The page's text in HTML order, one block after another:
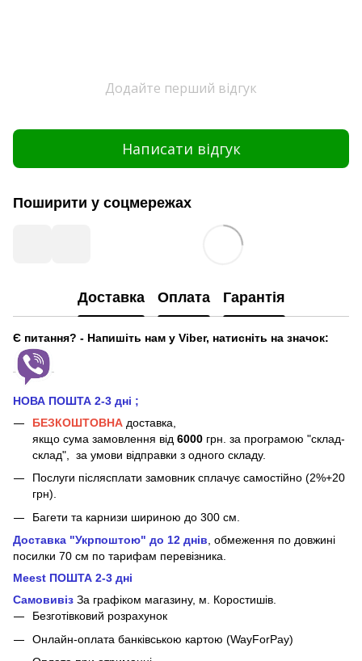
Додайте перший відгук
Написати відгук
Поширити у соцмережах
Доставка Оплата Гарантія
Є питання? - Напишіть нам у Viber, натисніть на значок:
НОВА ПОШТА 2-3 дні ;
БЕЗКОШТОВНА доставка,
якщо сума замовлення від 6000 грн. за програмою "склад-
склад", за умови відправки з одного складу.
Послуги післясплати замовник сплачує самостійно (2%+20
грн).
Багети та карнизи шириною до 300 см.
Доставка "Укрпоштою" до 12 днів , обмеження по довжині
посилки 70 см по тарифам перевізника.
Meest ПОШТА 2-3 дні
Самовивіз За графіком магазину, м.
Коростишів.
Безготівковий розрахунок
Онлайн-оплата банківською картою (WayForPay)